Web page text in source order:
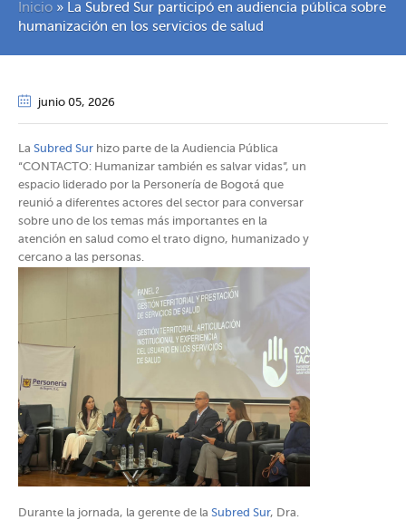
Inicio » La Subred Sur participó en audiencia pública sobre
humanización en los servicios de salud
junio 05, 2026
La Subred Sur hizo parte de la Audiencia Pública
“CONTACTO: Humanizar también es salvar vidas”, un
espacio liderado por la Personería de Bogotá que
reunió a diferentes actores del sector para conversar
sobre uno de los temas más importantes en la
atención en salud como el trato digno, humanizado y
cercano a las personas.
Durante la jornada, la gerente de la Subred Sur, Dra.